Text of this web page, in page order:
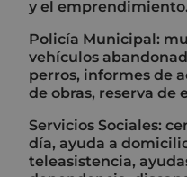
y el
Policía Municipal:
vehículos
perros, informes de
de obras, reserva de
Servicios Sociales:
día, ayuda a
teleasistencia,